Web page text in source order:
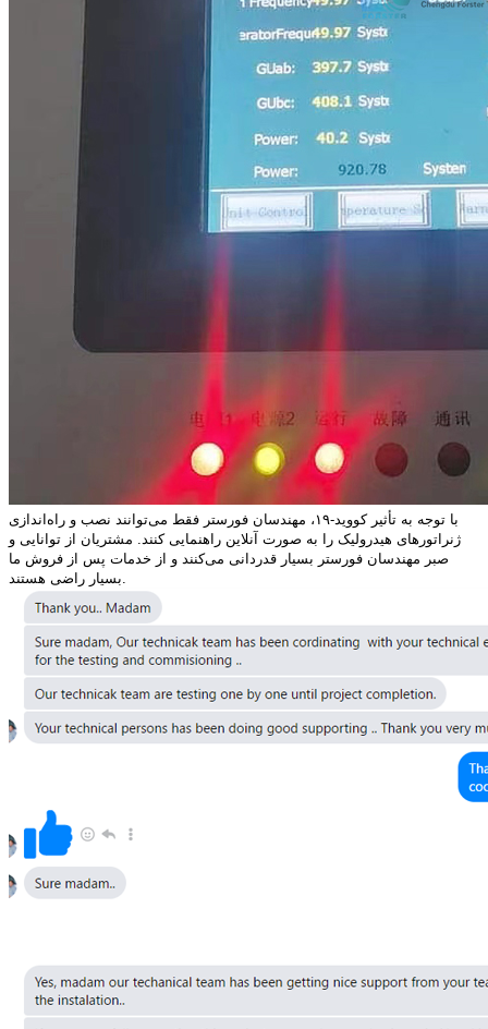
با توجه به تأثیر کووید-۱۹، مهندسان فورستر فقط می‌توانند نصب و راه‌اندازی
ژنراتورهای هیدرولیک را به صورت آنلاین راهنمایی کنند. مشتریان از توانایی و
صبر مهندسان فورستر بسیار قدردانی می‌کنند و از خدمات پس از فروش ما
بسیار راضی هستند.